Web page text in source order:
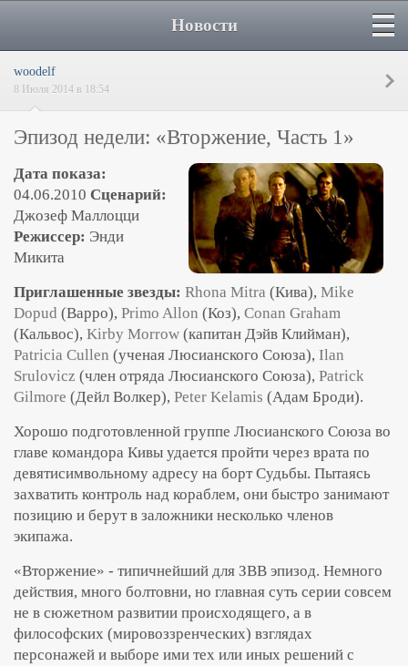
Новости
woodelf
8 Июля 2014 в 18:54
Эпизод недели: «Вторжение, Часть 1»
Дата показа:
04.06.2010 Сценарий:
Джозеф Маллоцци
Режиссер: Энди
Микита
Приглашенные звезды: Rhona Mitra (Кива), Mike
Dopud (Варро), Primo Allon (Коз), Conan Graham
(Кальвос), Kirby Morrow (капитан Дэйв Клийман),
Patricia Cullen (ученая Люсианского Союза), Ilan
Srulovicz (член отряда Люсианского Союза), Patrick
Gilmore (Дейл Волкер), Peter Kelamis (Адам Броди).
Хорошо подготовленной группе Люсианского Союза во
главе командора Кивы удается пройти через врата по
девятисимвольному адресу на борт Судьбы. Пытаясь
захватить контроль над кораблем, они быстро занимают
позицию и берут в заложники несколько членов
экипажа.
«Вторжение» - типичнейший для ЗВВ эпизод. Немного
действия, много болтовни, но главная суть серии совсем
не в сюжетном развитии происходящего, а в
философских (мировоззренческих) взглядах
персонажей и выборе ими тех или иных решений с